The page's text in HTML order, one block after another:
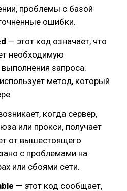
проблемы с базой
ошибки.
— этот код означает, что
необходимую
запроса.
метод, который
когда сервер,
или прокси, получает
от вышестоящего
с проблемами на
или сбоями сети.
— этот код сообщает,